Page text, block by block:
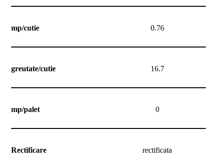
mp/cutie 0.76
greutate/cutie 16.7
mp/palet 0
Rectificare rectificata